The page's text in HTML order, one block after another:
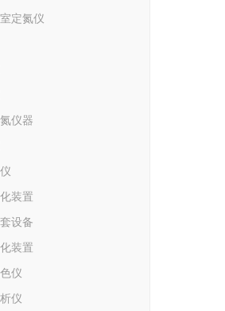
定氮仪
仪器
装置
设备
装置
仪
仪